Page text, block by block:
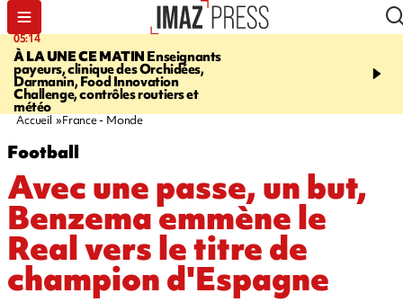
05:14
À LA UNE CE MATIN Enseignants
payeurs, clinique des Orchidées,
Darmanin, Food Innovation
Challenge, contrôles routiers et
météo
07:08
Orchidées pourrait
conséquences pour les
Accueil France - Monde
Football
Avec une passe, un but,
Benzema emmène le
Real vers le titre de
champion d'Espagne